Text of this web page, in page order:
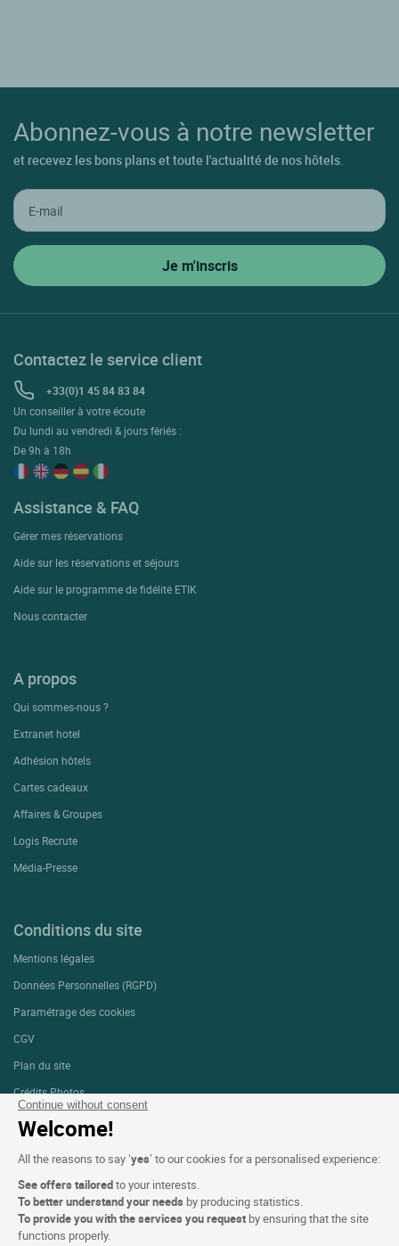
Continue without consent
Welcome!
All the reasons to say ‘yes’ to our cookies for a personalised experience:
See offers tailoredto your interests.
To better understand your needs by producing statistics.
To provide you with the services you request by ensuring that the site
functions properly.
Abonnez-vous à notre newsletter
et recevez les bons plans et toute l'actualité de nos hôtels.
Contactez le service client
+33(0)1 45 84 83 84
Un conseiller à votre écoute
Du lundi au vendredi & jours fériés :
De 9h à 18h
Assistance & FAQ
Gérer mes réservations
Aide sur les réservations et séjours
Aide sur le programme de fidélité ETIK
Nous contacter
A propos
Qui sommes-nous ?
Extranet hotel
Adhésion hôtels
Cartes cadeaux
Affaires & Groupes
Logis Recrute
Média-Presse
Conditions du site
Mentions légales
Données Personnelles (RGPD)
Paramétrage des cookies
CGV
Plan du site
Crédits Photos
Suivez-nous